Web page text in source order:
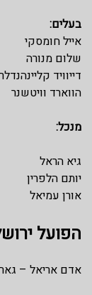
בעלים:
אייל חומסקי
שלום מנורה
דייוויד קליינהנדלר
הווארד וויטשנר
מנכל:
גיא הראל
יותם הלפרין
אורן עמיאל
הפועל
אדם אריאל –